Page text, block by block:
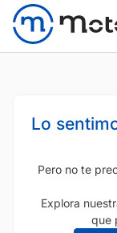
Lo
Pero no te
Explora
que